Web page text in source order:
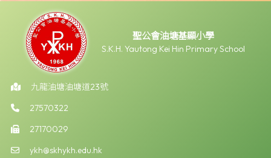
聖公會油塘基顯小學
S.K.H. Yautong Kei Hin Primary School
九龍油塘油塘道23號
27570322
27170029
ykh@skhykh.edu.hk